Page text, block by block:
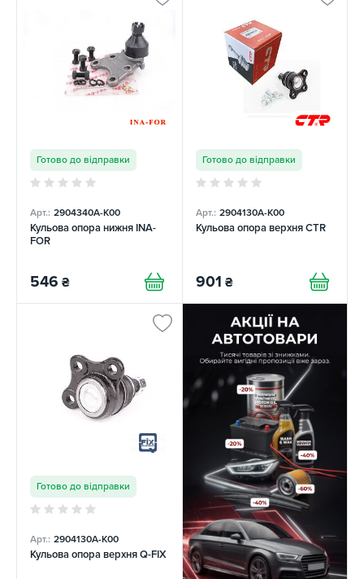
Готово до відправки
Арт.: 2904340A-K00
Кульова опора нижня INA-
FOR
546 ₴
Готово до відправки
Арт.: 2904130A-K00
Кульова опора верхня CTR
901 ₴
Готово до відправки
Арт.: 2904130A-K00
Кульова опора верхня Q-FIX